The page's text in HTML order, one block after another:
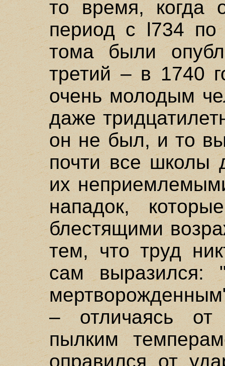
то время,
период с l734
тома были
третий – в 1740
очень молодым
даже
он не был, и то
почти все школы
их
нападок,
блестящими
тем, что труд
сам выразился:
– отличаясь
пылким
оправился от